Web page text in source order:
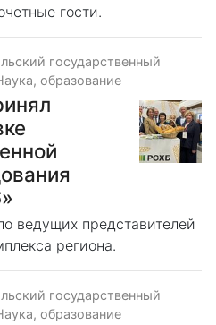
гости.
государственный
образование
ведущих представителей
региона.
государственный
образование